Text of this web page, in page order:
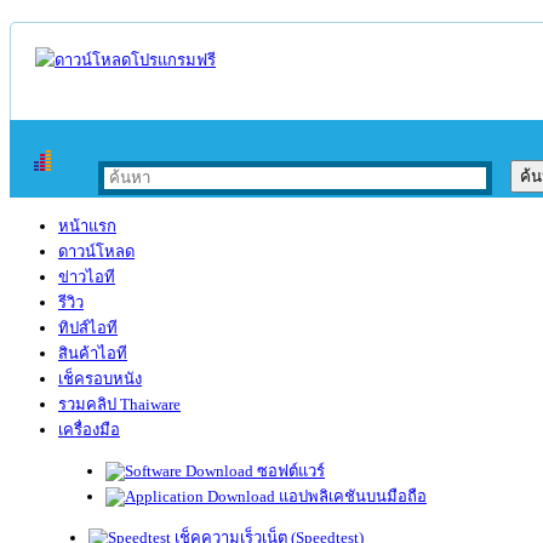
หน้าแรก
ดาวน์โหลด
ข่าวไอที
รีวิว
ทิปส์ไอที
สินค้าไอที
เช็ครอบหนัง
รวมคลิป Thaiware
เครื่องมือ
ซอฟต์แวร์
แอปพลิเคชันบนมือถือ
เช็คความเร็วเน็ต (Speedtest)